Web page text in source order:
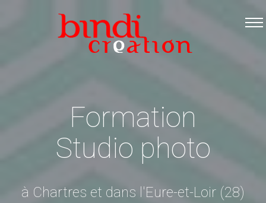
Accueil
Les formations
Infos pratiques
Contact
Formation
Studio photo
à Chartres et dans l'Eure-et-Loir (28)